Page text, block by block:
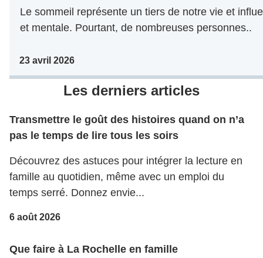
Le sommeil représente un tiers de notre vie et
et mentale. Pourtant, de nombreuses personnes..
23 avril 2026
Les derniers articles
Transmettre le goût des histoires quand on n’a
pas le temps de lire tous les soirs
Découvrez des astuces pour intégrer la lecture en
famille au quotidien, même avec un emploi du
temps serré. Donnez envie...
6 août 2026
Que faire à La Rochelle en famille